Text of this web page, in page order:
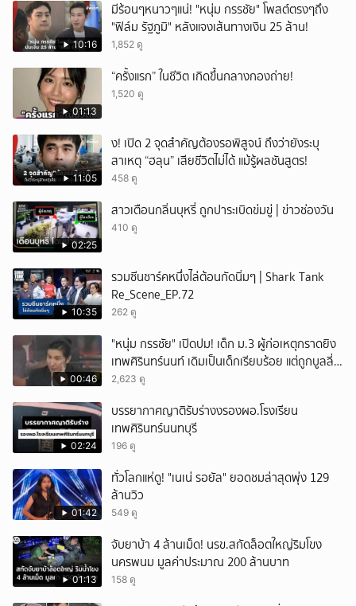
10:16
มีร้อนๆหนาวๆแน่! "หนุ่ม กรรชัย" โพสต์ตรงๆถึง
"ฟิล์ม รัฐภูมิ" หลังแจงเส้นทางเงิน 25 ล้าน!
1,852 ดู
01:13
“ครั้งแรก” ในชีวิต เกิดขึ้นกลางกองถ่าย!
1,520 ดู
11:05
ึ้ง! เปิด 2 จุดสำคัญต้องรอพิสูจน์ ถึงว่ายังระบุ
สาเหตุ “ฮลุน” เสียชีวิตไม่ได้ แม้รู้ผลชันสูตร!
458 ดู
02:25
สาวเตือนกลิ่นบุหรี่ ถูกปาระเบิดข่มขู่ | ข่าวช่องวัน
410 ดู
10:35
รวมซีนชาร์คหนึ่งไล่ต้อนกัดนิ่มๆ | Shark Tank
Re_Scene_EP.72
262 ดู
00:46
"หนุ่ม กรรชัย" เปิดปม! เด็ก ม.3 ผู้ก่อเหตุกราดยิง
เทพศิรินทร์นนท์ เดิมเป็นเด็กเรียบร้อย แต่ถูกบูลลี่
หนัก คาดแรงกดดันสะสมกลายเป็นแรงแค้น จนก่อ
2,623 ดู
02:24
บรรยากาศญาติรับร่างงรองผอ.โรงเรียน
เทพศิรินทร์นนทบุรี
196 ดู
01:42
ทั่วโลกแห่ดู! "เนเน่ รอยัล" ยอดชมล่าสุดพุ่ง 129
ล้านวิว
549 ดู
01:13
จับยาบ้า 4 ล้านเม็ด! นรข.สกัดล็อตใหญ่ริมโขง
นครพนม มูลค่าประมาณ 200 ล้านบาท
158 ดู